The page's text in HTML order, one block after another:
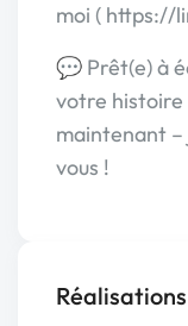
moi ( https://
💬 Prêt(e) à
votre histoire
maintenant –
vous !